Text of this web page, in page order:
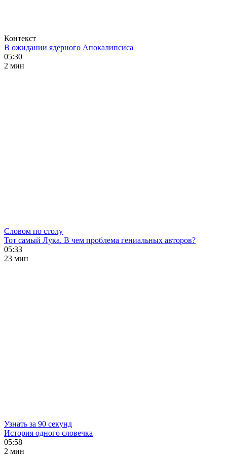
Контекст
В ожидании ядерного Апокалипсиса
05:30
2 мин
Словом по столу
Тот самый Лука. В чем проблема гениальных авторов?
05:33
23 мин
Узнать за 90 секунд
История одного словечка
05:58
2 мин